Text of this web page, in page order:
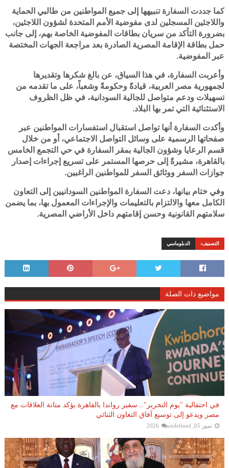
كما جددت السفارة تنبيهها إلى جميع المواطنين من طالبي الحماية
واللاجئين المسجلين لدى مفوضية الأمم المتحدة لشؤون اللاجئين،
بضرورة التأكد من سريان بطاقات المفوضية الخاصة بهم، إلى جانب
حمل بطاقة الإقامة المصرية الصادرة بعد مراجعة الجهات المختصة
عبر المفوضية.
وأعربت السفارة، في هذا السياق، عن بالغ شكرها وتقديرها
لجمهورية مصر العربية، قيادةً وحكومةً وشعباً، على ما تقدمه من
تسهيلات ودعم متواصل للجالية السودانية، في ظل الظروف
الاستثنائية التي تمر بها البلاد.
وأكدت السفارة أنها تواصل استقبال استفسارات المواطنين عبر
صفحاتها الرسمية على وسائل التواصل الاجتماعي، أو من خلال
قسم الرعايا وشؤون الجالية بمقر السفارة في حي التجمع الخامس
بالقاهرة، مشيرةً إلى حرصها المستمر على تسريع إجراءات إصدار
جوازات السفر ووثائق السفر للمواطنين الراغبين.
وفي ختام بيانها، دعت السفارة المواطنين السودانيين إلى التعاون
الكامل معها والالتزام بالتعليمات والإجراءات المعمول بها، بما يضمن
سلامتهم القانونية وحسن إقامتهم داخل الأراضي المصرية.
التصنيف: الدبلوماسي
مواضيع ذات الصلة
في احتفالية "يوم التحرير".. سفير رواندا بالقاهرة يؤكد متانة العلاقات مع
مصر ويدعو إلى توسيع آفاق التعاون الثنائي
تموز 05, 2026 undefined